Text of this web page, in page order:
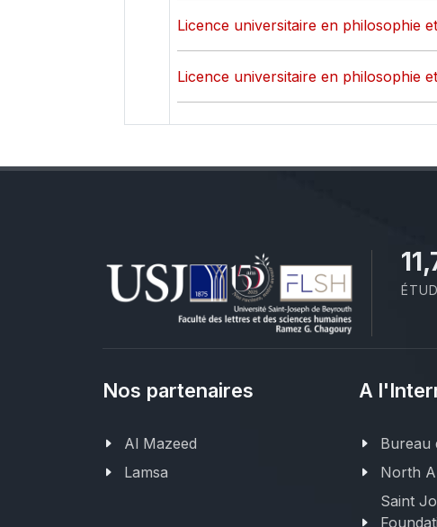
Licence universitaire en philosophie
Licence universitaire en philosophie
Nos partenaires
Al Mazeed
Lamsa
A
Bureau
North
Saint